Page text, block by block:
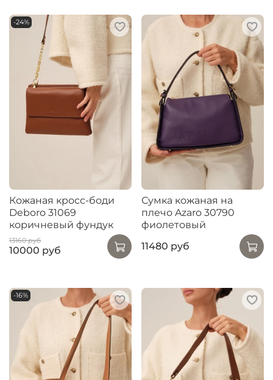
-24%
Кожаная кросс-боди
Deboro 31069
коричневый фундук
13160 руб
10000 руб
Сумка кожаная на
плечо Azaro 30790
фиолетовый
11480 руб
-16%